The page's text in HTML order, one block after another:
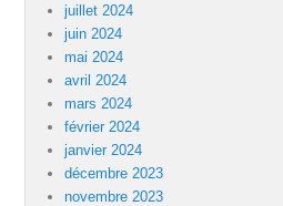
juillet 2024
juin 2024
mai 2024
avril 2024
mars 2024
février 2024
janvier 2024
décembre 2023
novembre 2023